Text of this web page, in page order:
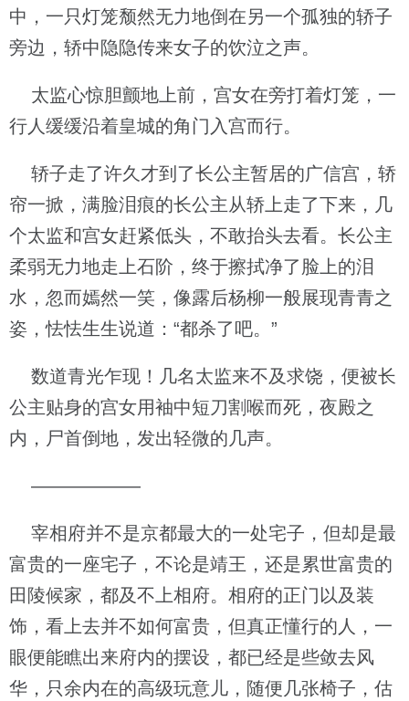
中，一只灯笼颓然无力地倒在另一个孤独的轿子
旁边，轿中隐隐传来女子的饮泣之声。
太监心惊胆颤地上前，宫女在旁打着灯笼，一
行人缓缓沿着皇城的角门入宫而行。
轿子走了许久才到了长公主暂居的广信宫，轿
帘一掀，满脸泪痕的长公主从轿上走了下来，几
个太监和宫女赶紧低头，不敢抬头去看。长公主
柔弱无力地走上石阶，终于擦拭净了脸上的泪
水，忽而嫣然一笑，像露后杨柳一般展现青青之
姿，怯怯生生说道：“都杀了吧。”
数道青光乍现！几名太监来不及求饶，便被长
公主贴身的宫女用袖中短刀割喉而死，夜殿之
内，尸首倒地，发出轻微的几声。
——————
宰相府并不是京都最大的一处宅子，但却是最
富贵的一座宅子，不论是靖王，还是累世富贵的
田陵候家，都及不上相府。相府的正门以及装
饰，看上去并不如何富贵，但真正懂行的人，一
眼便能瞧出来府内的摆设，都已经是些敛去风
华，只余内在的高级玩意儿，随便几张椅子，估